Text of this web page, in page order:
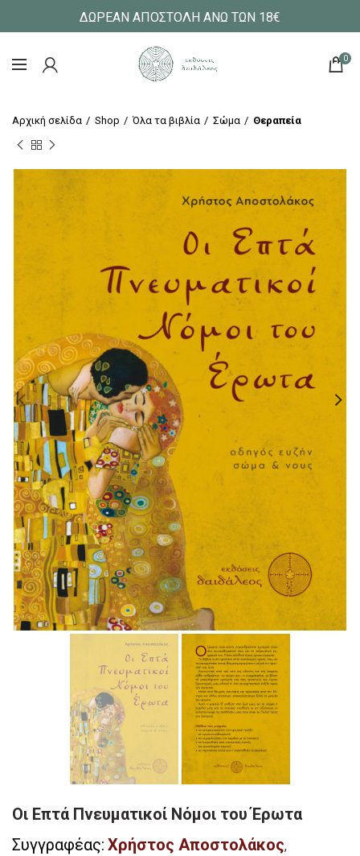
ΔΩΡΕΑΝ ΑΠΟΣΤΟΛΗ ΑΝΩ ΤΩΝ 18€
0
Αρχική σελίδα Shop Όλα τα βιβλία Σώμα Θεραπεία
Οι Επτά Πνευματικοί Νόμοι του Έρωτα
Συγγραφέας: Χρήστος Αποστολάκος,